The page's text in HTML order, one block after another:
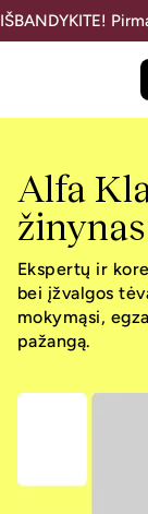
IŠBANDYKITE!
Alfa
žinynas
Ekspertų ir
bei įžvalgos
mokymąsi,
pažangą.